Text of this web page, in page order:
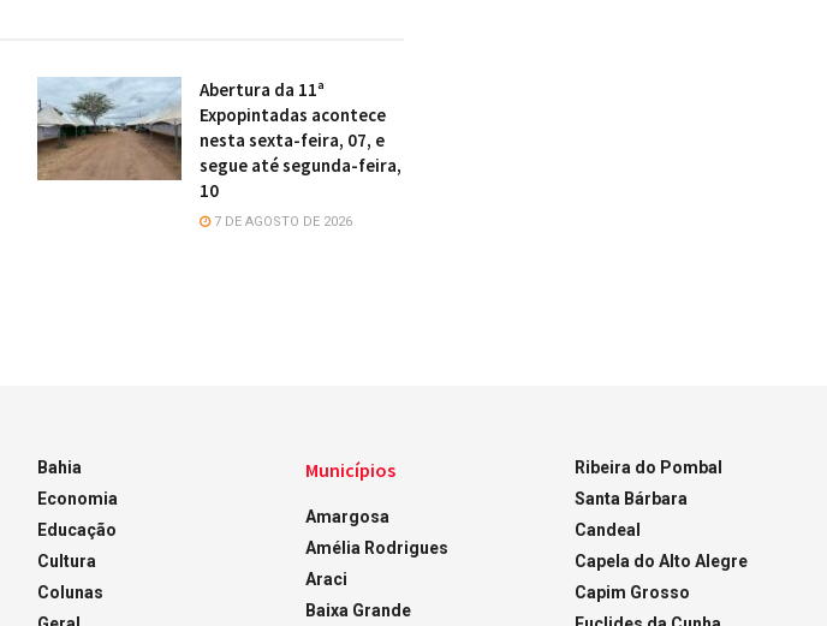
Abertura da 11ª
Expopintadas acontece
nesta sexta-feira, 07, e
segue até segunda-feira,
10
7 DE AGOSTO DE 2026
Bahia
Economia
Educação
Cultura
Colunas
Municípios
Amargosa
Amélia Rodrigues
Araci
Baixa Grande
Ribeira do Pombal
Santa Bárbara
Candeal
Capela do Alto Alegre
Capim Grosso